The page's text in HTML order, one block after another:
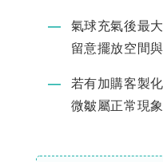
―
氣球充氣後最
留意擺放空間
―
若有加購客製
微皺屬正常現